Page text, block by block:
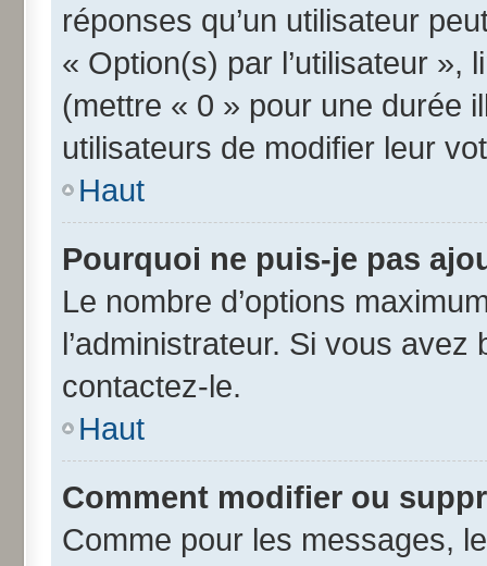
réponses qu’un utilisateur
« Option(s) par l’utilisateur »,
(mettre « 0 » pour une durée
utilisateurs de modifier leur
Haut
Pourquoi ne puis-je pas
Le nombre d’options
l’administrateur. Si vous avez
contactez-le.
Haut
Comment modifier ou
Comme pour les messages,